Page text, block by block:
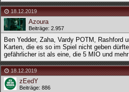
18.12.2019
Azoura
Beiträge: 2.957
Ben Yedder, Zaha, Vardy POTM, Rashford
Karten, die es so im Spiel nicht geben
gefährlicher ist als eine, die 5 MIO und
18.12.2019
zEedY
Beiträge: 886